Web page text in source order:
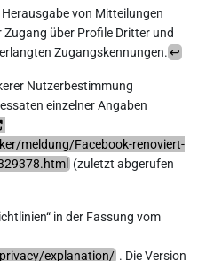
von Mitteilungen
über Profile Dritter und
Zugangskennungen.↩︎
Nutzerbestimmung
einzelner Angaben
meldung/Facebook-renoviert-
(zuletzt abgerufen
in der Fassung vom
explanation/ . Die Version